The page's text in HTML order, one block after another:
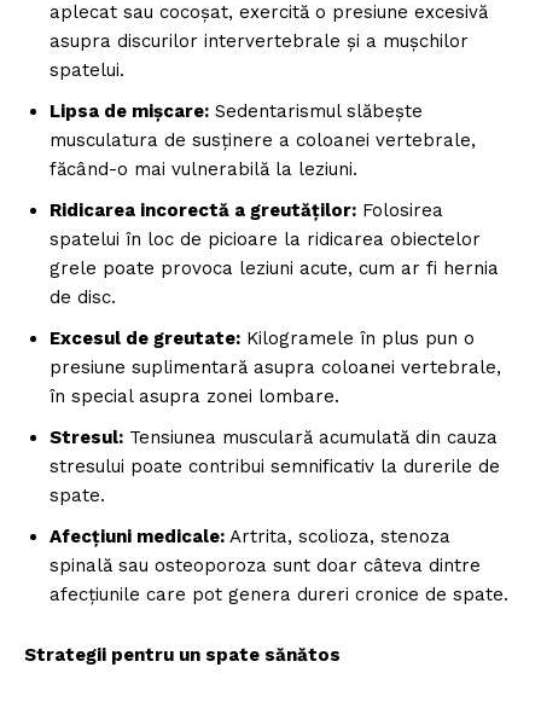
aplecat sau cocoșat, exercită o presiune excesivă
asupra discurilor intervertebrale și a mușchilor
spatelui.
Lipsa de mișcare: Sedentarismul slăbește
musculatura de susținere a coloanei vertebrale,
făcând-o mai vulnerabilă la leziuni.
Ridicarea incorectă a greutăților: Folosirea
spatelui în loc de picioare la ridicarea obiectelor
grele poate provoca leziuni acute, cum ar fi hernia
de disc.
Excesul de greutate: Kilogramele în plus pun o
presiune suplimentară asupra coloanei vertebrale,
în special asupra zonei lombare.
Stresul: Tensiunea musculară acumulată din cauza
stresului poate contribui semnificativ la durerile de
spate.
Afecțiuni medicale: Artrita, scolioza, stenoza
spinală sau osteoporoza sunt doar câteva dintre
afecțiunile care pot genera dureri cronice de spate.
Strategii pentru un spate sănătos